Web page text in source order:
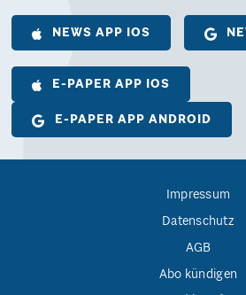
NEWS APP IOS
E-PAPER APP IOS
E-PAPER APP ANDROID
Impressum
Datenschutz
AGB
Abo kündigen